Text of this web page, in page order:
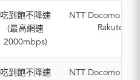
吃到飽不降速
(最高網速
2000mbps)
NTT Docomo /
Rakuten
吃到飽不降速
NTT Docomo /